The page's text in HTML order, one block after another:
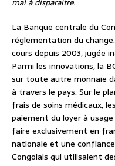
La Banque centrale du
réglementation du
cours depuis 2003, jugée
Parmi les innovations, la
sur toute autre monnaie
à travers le pays. Sur le
frais de soins médicaux,
paiement du loyer à
faire exclusivement en
nationale et une
Congolais qui utilisaient